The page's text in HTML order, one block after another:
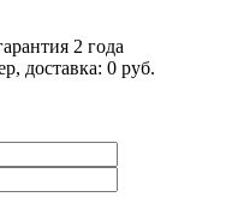
2 года
доставка: 0 руб.